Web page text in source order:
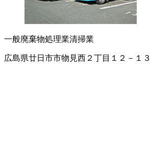
一般廃棄物処理業清掃業
広島県廿日市市物見西２丁目１２－１３